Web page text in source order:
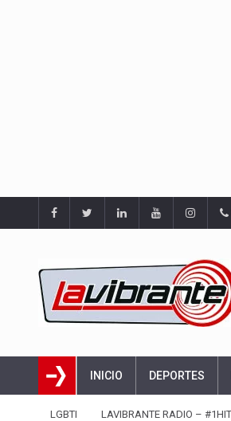
INICIO DEPORTES
LGBTI LAVIBRANTE RADIO –